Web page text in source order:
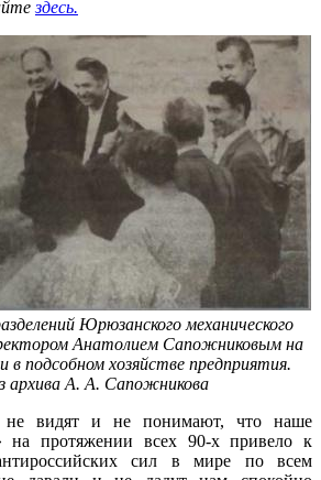
здесь.
Юрюзанского механического
Анатолием Сапожниковым на
в подсобном хозяйстве предприятия.
архива А. А. Сапожникова
видят и не понимают, что наше
на протяжении всех 90-х привело к
сил в мире по всем